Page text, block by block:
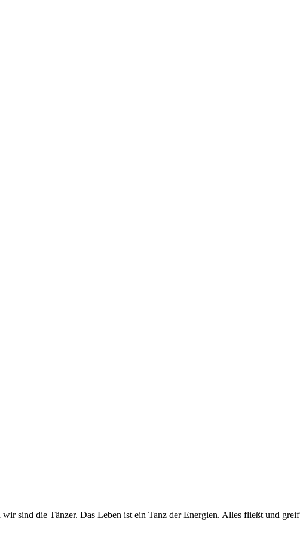
sind die Tänzer. Das Leben ist ein Tanz der Energien. Alles fließt und